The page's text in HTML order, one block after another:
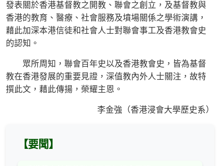
發表關於香港基督教之開教、聯會之創立，及基督教與
香港的教育、醫療、社會服務及墳場關係之學術演講，
藉此加深本港信徒和社會人士對聯會事工及香港教會史
的認知。
眾所周知，聯會百年史以及香港教會史，皆為基督
教在香港發展的重要見證，深值教內外人士關注，故特
撰此文，藉此傳揚，榮耀主恩。
李金強（香港浸會大學歷史系）
【要聞】